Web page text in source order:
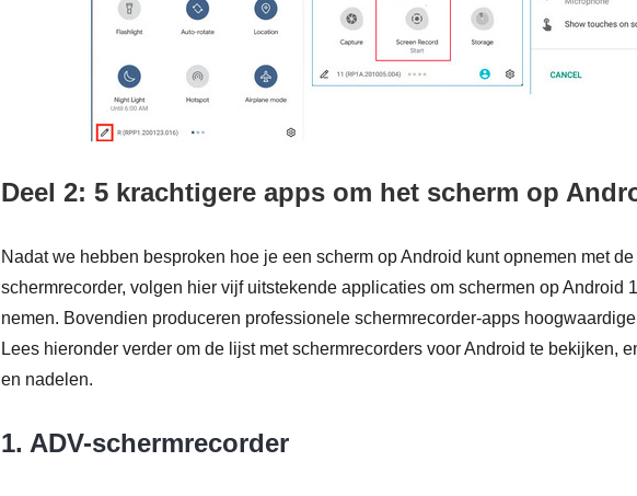
Deel 2: 5 krachtigere apps om het scherm op
Nadat we hebben besproken hoe je een scherm op Android kunt opnemen met
schermrecorder, volgen hier vijf uitstekende applicaties om schermen op Android
nemen. Bovendien produceren professionele schermrecorder-apps
Lees hieronder verder om de lijst met schermrecorders voor Android te bekijken,
en nadelen.
1. ADV-schermrecorder